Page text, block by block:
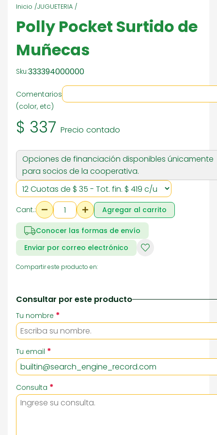
Inicio /JUGUETERIA /
Polly Pocket Surtido de
Muñecas
Sku:333394000000
Comentarios
(color, etc)
$ 337 Precio contado
Opciones de financiación disponibles únicamente
para socios de la cooperativa.
Cant.: Agregar al carrito
Conocer las formas de envío
Enviar por correo electrónico
Compartir este producto en:
Consultar por este producto
Tu nombre *
Tu email *
Consulta *